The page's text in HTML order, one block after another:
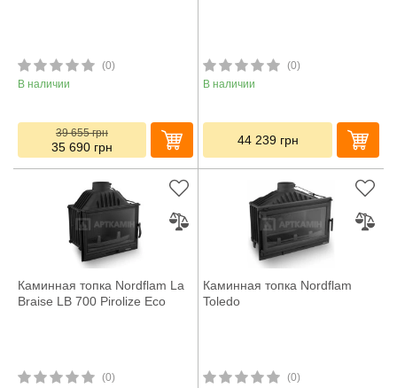
(0)
В наличии
39 655грн
35 690 грн
(0)
В наличии
44 239 грн
Каминная топка Nordflam La
Braise LB 700 Pirolize Eco
(0)
Каминная топка Nordflam
Toledo
(0)